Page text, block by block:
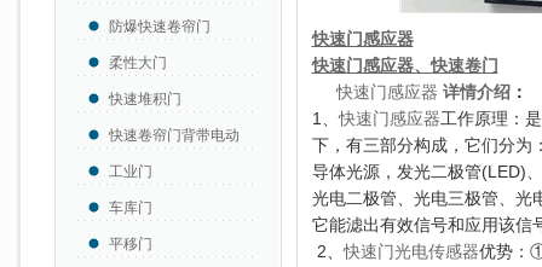
防爆快速卷帘门
柔性大门
快速堆积门
快速卷帘门背带电动
工业门
车库门
平移门
快速门感应器
快速门感应器、快速卷门
快速门感应器 详情介绍：
1、快速门感应器工作原理：
下，有三部分构成，它们分为
导体光源，发光二极管(LED)
光电二极管、光电三极管、光
它能滤出有效信号和应用该信
2、快速门光电传感器优势：